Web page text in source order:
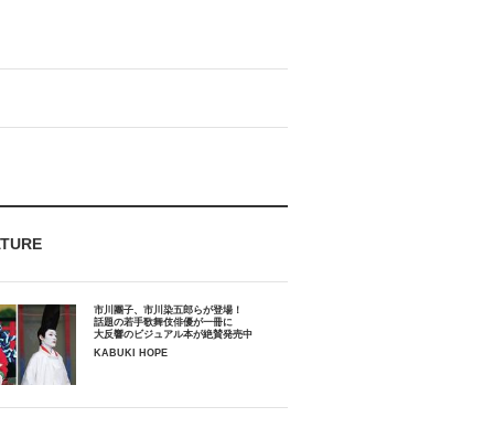
市川團子、市川染五郎らが登場！
話題の若手歌舞伎俳優が一冊に
大反響のビジュアル本が絶賛発売中
KABUKI HOPE